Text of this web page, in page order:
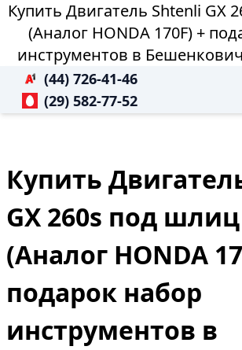
Купить Двигатель Shtenli GX
(Аналог HONDA 170F) +
инструментов в
(44) 726-41-46
(29) 582-77-52
Купить
GX 260s под шлиц
(Аналог HONDA
подарок набор
инструментов в